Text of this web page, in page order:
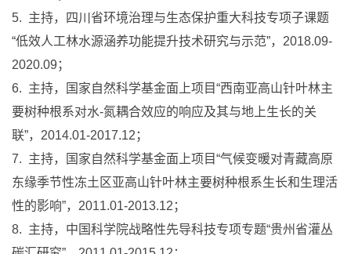
5. 主持，四川省环境治理与生态保护重大科技专项子课题
“低效人工林水源涵养功能提升技术研究与示范”，2018.09-
6. 主持，国家自然科学基金面上项目“西南亚高山针叶林主
要树种根系对水-氮耦合效应的响应及其与地上生长的关
联”，2014.01-2017.12；
7. 主持，国家自然科学基金面上项目“气候变暖对青藏高原
东缘季节性冻土区亚高山针叶林主要树种根系生长和生理活
性的影响”，2011.01-2013.12；
8. 主持，中国科学院战略性先导科技专项专题“贵州省灌丛
碳汇研究”，2011.01-2015.12；